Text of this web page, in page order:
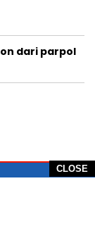
CLOSE
dari parpol